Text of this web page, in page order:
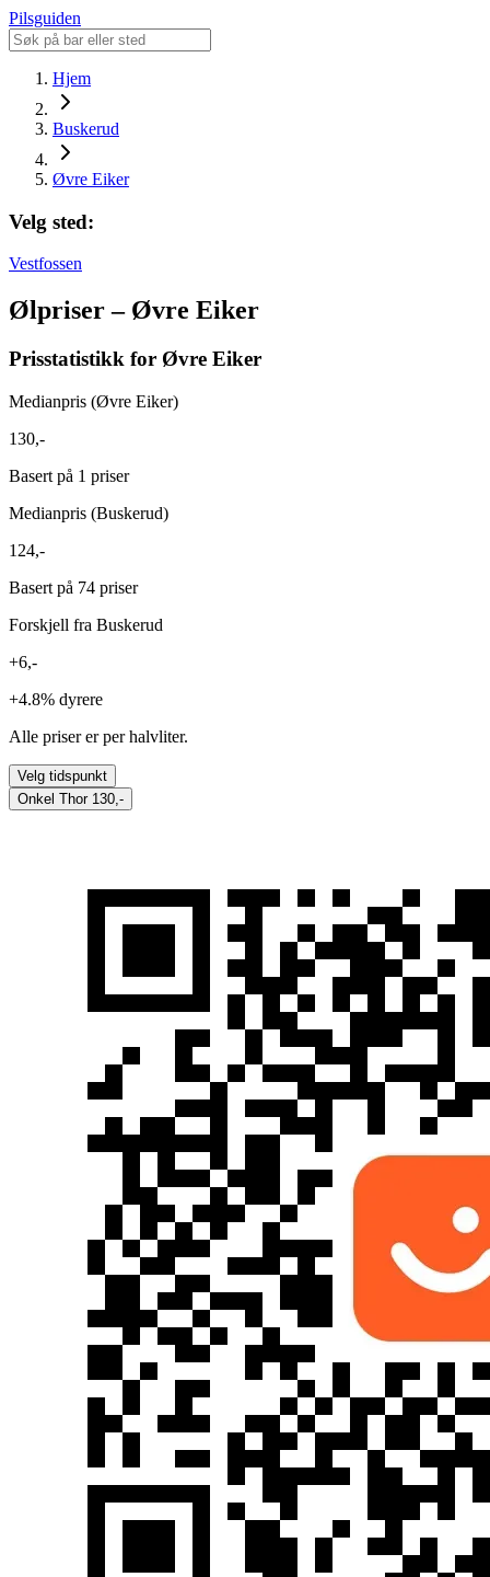
Pilsguiden
Hjem
Buskerud
Øvre Eiker
Velg sted:
Vestfossen
Ølpriser – Øvre Eiker
Prisstatistikk for Øvre Eiker
Medianpris (Øvre Eiker)
130,-
Basert på 1 priser
Medianpris (Buskerud)
124,-
Basert på 74 priser
Forskjell fra Buskerud
+6,-
+4.8% dyrere
Alle priser er per halvliter.
Velg tidspunkt
Onkel Thor 130,-